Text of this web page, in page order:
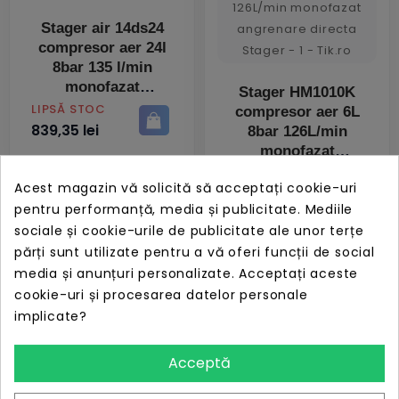
Stager air 14ds24
compresor aer 24l
8bar 135 l/min
monofazat
PRET
LIPSĂ STOC
839,35 lei
Stager HM1010K
compresor aer 6L
8bar 126L/min
monofazat
648,94 lei
monofazat
Acest magazin vă solicită să acceptați cookie-uri
pentru performanță, media și publicitate. Mediile
sociale și cookie-urile de publicitate ale unor terțe
părți sunt utilizate pentru a vă oferi funcții de social
media și anunțuri personalizate. Acceptați aceste
cookie-uri și procesarea datelor personale
implicate?
Acceptă